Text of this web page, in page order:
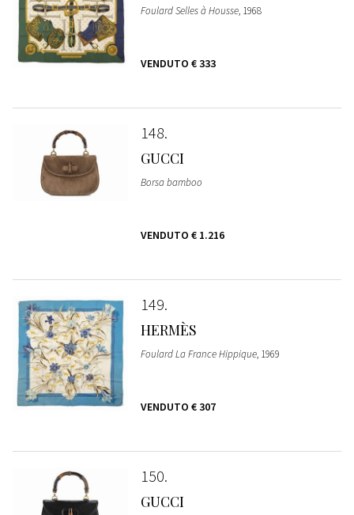
Foulard Selles à Housse, 1968
VENDUTO € 333
148
GUCCI
Borsa bamboo
VENDUTO € 1.216
149
HERMÈS
Foulard La France Hippique, 1969
VENDUTO € 307
150
GUCCI